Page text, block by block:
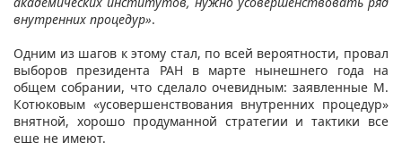
внутренних процедур».
Одним из шагов к этому стал, по всей вероятности, провал
выборов президента РАН в марте нынешнего года на
общем собрании, что сделало очевидным: заявленные М.
Котюковым «усовершенствования внутренних процедур»
внятной, хорошо продуманной стратегии и тактики все
еще не имеют.